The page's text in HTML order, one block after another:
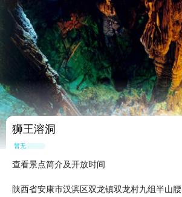
狮王溶洞
暂无点评
查看景点简介及开放时间
陕西省安康市汉滨区双龙镇双龙村九组半山腰
